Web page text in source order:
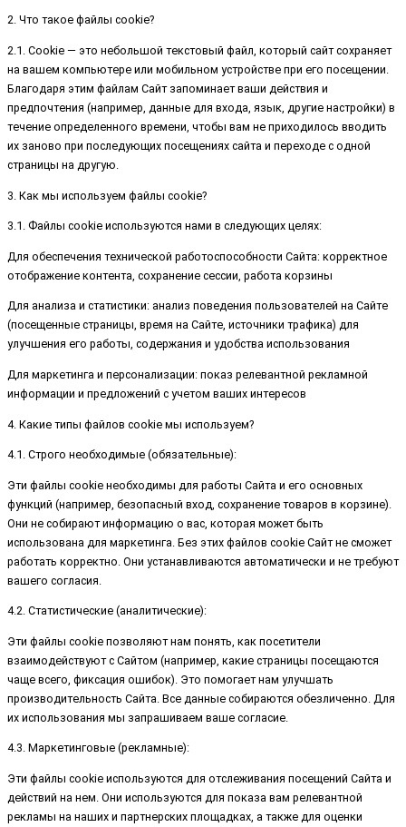
2. Что такое файлы cookie?
2.1. Cookie — это небольшой текстовый файл, который сайт сохраняет
на вашем компьютере или мобильном устройстве при его посещении.
Благодаря этим файлам Сайт запоминает ваши действия и
предпочтения (например, данные для входа, язык, другие настройки) в
течение определенного времени, чтобы вам не приходилось вводить
их заново при последующих посещениях сайта и переходе с одной
страницы на другую.
3. Как мы используем файлы cookie?
3.1. Файлы cookie используются нами в следующих целях:
Для обеспечения технической работоспособности Сайта: корректное
отображение контента, сохранение сессии, работа корзины
Для анализа и статистики: анализ поведения пользователей на Сайте
(посещенные страницы, время на Сайте, источники трафика) для
улучшения его работы, содержания и удобства использования
Для маркетинга и персонализации: показ релевантной рекламной
информации и предложений с учетом ваших интересов
4. Какие типы файлов cookie мы используем?
4.1. Строго необходимые (обязательные):
Эти файлы cookie необходимы для работы Сайта и его основных
функций (например, безопасный вход, сохранение товаров в корзине).
Они не собирают информацию о вас, которая может быть
использована для маркетинга. Без этих файлов cookie Сайт не сможет
работать корректно. Они устанавливаются автоматически и не требуют
вашего согласия.
4.2. Статистические (аналитические):
Эти файлы cookie позволяют нам понять, как посетители
взаимодействуют с Сайтом (например, какие страницы посещаются
чаще всего, фиксация ошибок). Это помогает нам улучшать
производительность Сайта. Все данные собираются обезличенно. Для
их использования мы запрашиваем ваше согласие.
4.3. Маркетинговые (рекламные):
Эти файлы cookie используются для отслеживания посещений Сайта и
действий на нем. Они используются для показа вам релевантной
рекламы на наших и партнерских площадках, а также для оценки